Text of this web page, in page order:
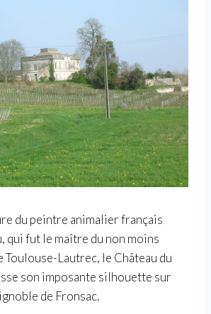
du peintre animalier français
qui fut le maître du non moins
Lautrec, le Château du
son imposante silhouette sur
de Fronsac.